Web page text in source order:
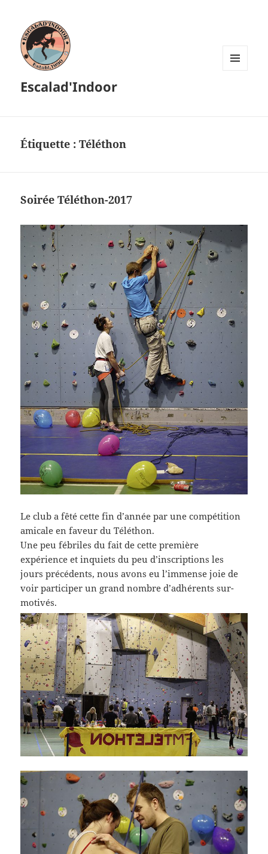
Escalad'Indoor
Étiquette :Téléthon
Soirée Téléthon-2017
Le club a fêté cette fin d’année par une compétition
amicale en faveur du Téléthon.
Une peu fébriles du fait de cette première
expérience et inquiets du peu d’inscriptions les
jours précédents, nous avons eu l’immense joie de
voir participer un grand nombre d’adhérents sur-
motivés.